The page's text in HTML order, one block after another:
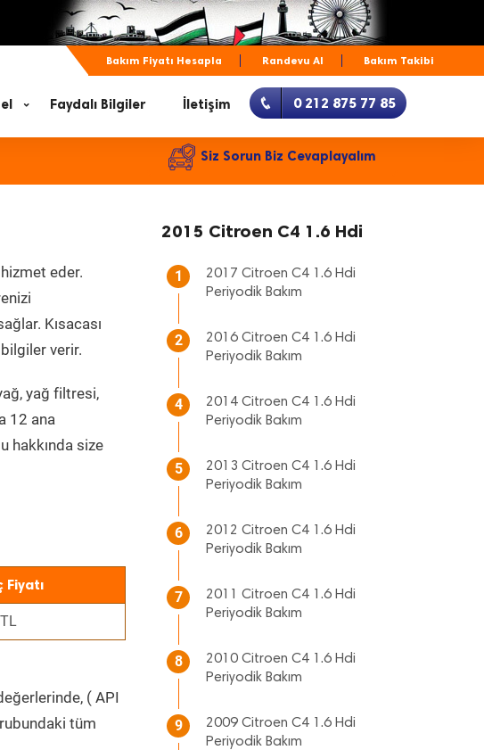
Bakım Fiyatı Hesapla Randevu Al Bakım Takibi
Faydalı Bilgiler İletişim 0 212 875 77 85
Siz Sorun Biz Cevaplayalım
eder.
Kısacası
verir.
yağ filtresi,
12 ana
hakkında size
Fiyatı
( API
tüm
2015 Citroen C4 1.6 Hdi
1
2017 Citroen C4 1.6 Hdi
Periyodik Bakım
2
2016 Citroen C4 1.6 Hdi
Periyodik Bakım
4
2014 Citroen C4 1.6 Hdi
Periyodik Bakım
5
2013 Citroen C4 1.6 Hdi
Periyodik Bakım
6
2012 Citroen C4 1.6 Hdi
Periyodik Bakım
7
2011 Citroen C4 1.6 Hdi
Periyodik Bakım
8
2010 Citroen C4 1.6 Hdi
Periyodik Bakım
9
2009 Citroen C4 1.6 Hdi
Periyodik Bakım